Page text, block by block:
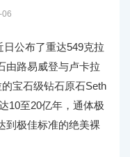
06
公布了重达549克拉
由路易威登与卢卡拉
宝石级钻石原石Seth
10至20亿年，通体极
到极佳标准的绝美裸